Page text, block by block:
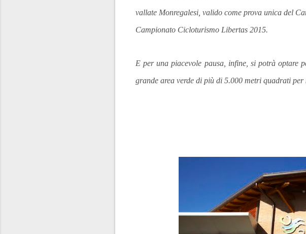
vallate Monregalesi, valido come prova unica del
Campionato Cicloturismo Libertas 2015.
E per una piacevole pausa, infine, si potrà optare
grande area verde di più di 5.000 metri quadrati